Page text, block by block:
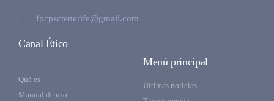
fpcpsctenerife@gmail.com
Canal Ético
Qué es
Manual de uso
Menú principal
Últimas noticias